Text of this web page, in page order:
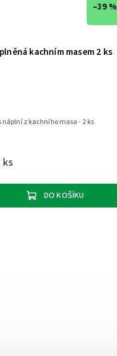
–39 %
kachním masem 2 ks
ks
DO KOŠÍKU
náplní z kachního masa - 2 ks